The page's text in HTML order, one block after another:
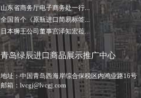
山东省商务厅电子商务处一行...
全国首个《原瓶进口简易标签...
日本狮王公司董事宫泽知宏莅...
青岛绿辰进口商品展示推广中心
地址：中国青岛西海岸综合保税区内鸿业路16号
邮箱：lvcgj@lvcgj.com